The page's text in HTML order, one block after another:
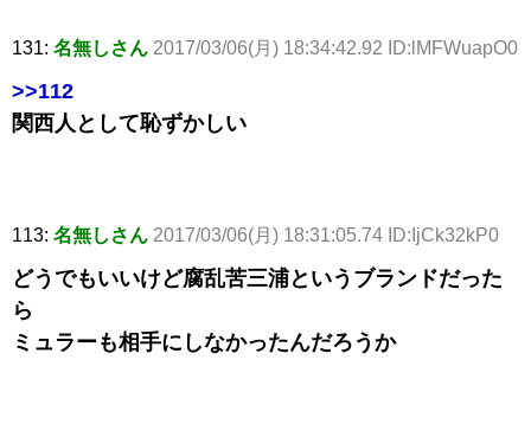
131: 名無しさん 2017/03/06(月) 18:34:42.92 ID:lMFWuapO0
>>112
関西人として恥ずかしい
113: 名無しさん 2017/03/06(月) 18:31:05.74 ID:IjCk32kP0
どうでもいいけど腐乱苦三浦というブランドだった
ら
ミュラーも相手にしなかったんだろうか